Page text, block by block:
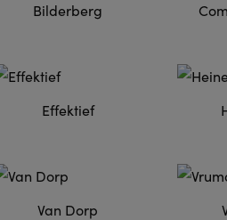
Bilderberg
Effektief
Van Dorp